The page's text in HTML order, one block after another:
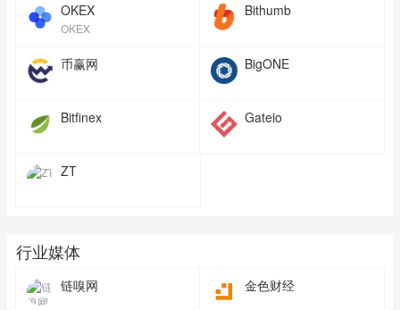
OKEX
OKEX
Bithumb
币赢网 BigONE
Bitfinex Gateio
ZT
行业媒体
链嗅网 金色财经